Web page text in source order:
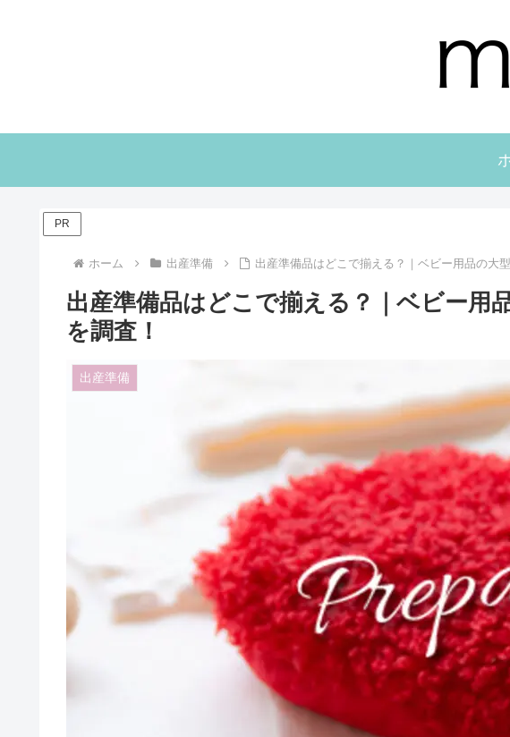
PR
ホーム 出産準備 出産準備品はどこで揃える？｜ベビー用品の大
出産準備品はどこで揃える？｜ベビー用
を調査！
出産準備